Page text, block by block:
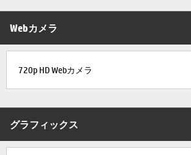
Webカメラ
720p HD Webカメラ
グラフィックス